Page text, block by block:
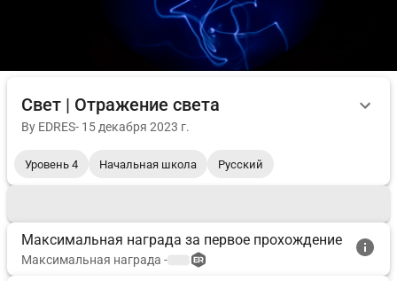
Свет | Отражение света
By EDRES- 15 декабря 2023 г.
Уровень 4 Начальная школа Русский
Максимальная награда за первое прохождение
Максимальная награда -